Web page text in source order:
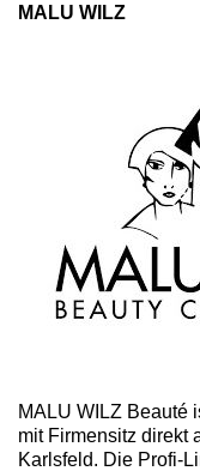
MALU WILZ
MALU WILZ Beauté
mit Firmensitz direkt
Karlsfeld. Die Profi-